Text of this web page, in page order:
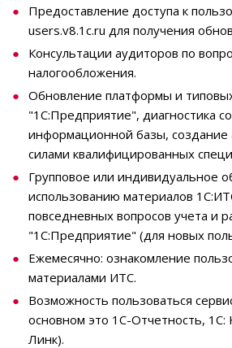
Предоставление доступа к
users.v8.1c.ru для получения
Консультации аудиторов по
налогообложения.
Обновление платформы и
"1С:Предприятие", диагностика
информационной базы, создание
силами квалифицированных
Групповое или индивидуальное
использованию материалов
повседневных вопросов учета и
"1С:Предприятие" (для новых
Ежемесячно: ознакомление
материалами ИТС.
Возможность пользоваться
основном это 1С-Отчетность, 1С:
Линк).